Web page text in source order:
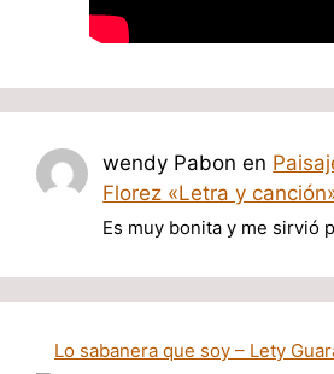
wendy Pabon en
Florez «Letra y
Es muy bonita y me sirvió
Lo sabanera que soy – Lety